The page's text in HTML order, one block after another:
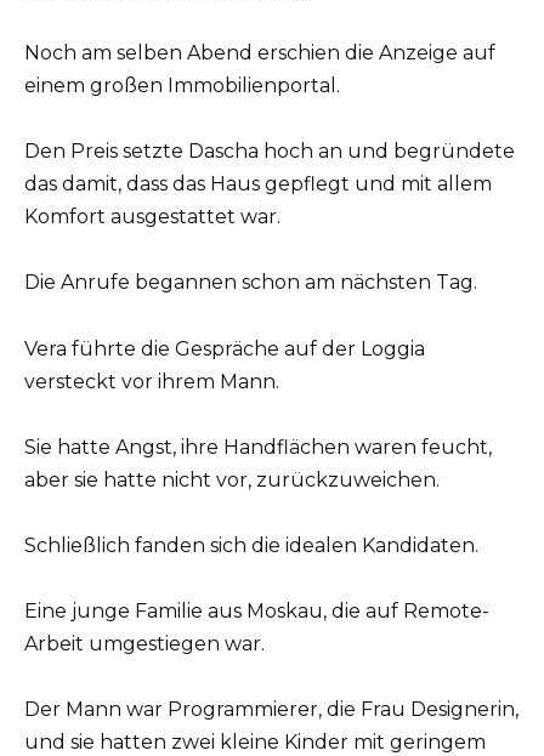
Noch am selben Abend erschien die Anzeige auf
einem großen Immobilienportal.
Den Preis setzte Dascha hoch an und begründete
das damit, dass das Haus gepflegt und mit allem
Komfort ausgestattet war.
Die Anrufe begannen schon am nächsten Tag.
Vera führte die Gespräche auf der Loggia
versteckt vor ihrem Mann.
Sie hatte Angst, ihre Handflächen waren feucht,
aber sie hatte nicht vor, zurückzuweichen.
Schließlich fanden sich die idealen Kandidaten.
Eine junge Familie aus Moskau, die auf Remote-
Arbeit umgestiegen war.
Der Mann war Programmierer, die Frau Designerin,
und sie hatten zwei kleine Kinder mit geringem